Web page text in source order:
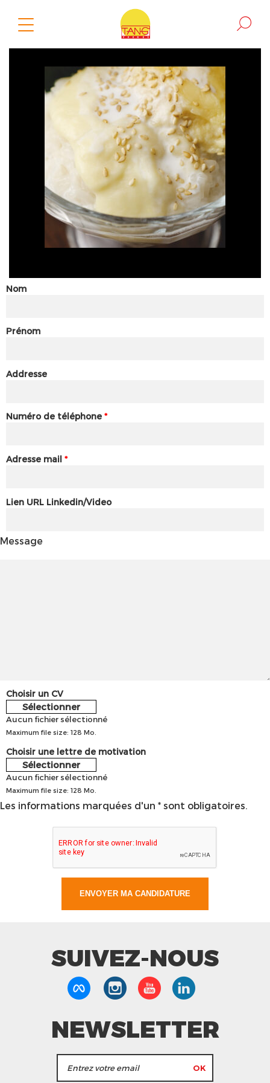
Nom
Prénom
Addresse
Numéro de téléphone *
Adresse mail *
Lien URL Linkedin/Video
Message
Choisir un CV
Sélectionner
Aucun fichier sélectionné
Maximum file size: 128 Mo.
Choisir une lettre de motivation
Sélectionner
Aucun fichier sélectionné
Maximum file size: 128 Mo.
Les informations marquées d'un * sont obligatoires.
SUIVEZ-NOUS
NEWSLETTER